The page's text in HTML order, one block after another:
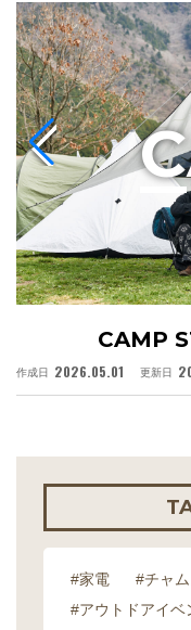
CAMP
作成日 2026.05.01 更新日
C
#家電 #チャム
#アウトドアイベ